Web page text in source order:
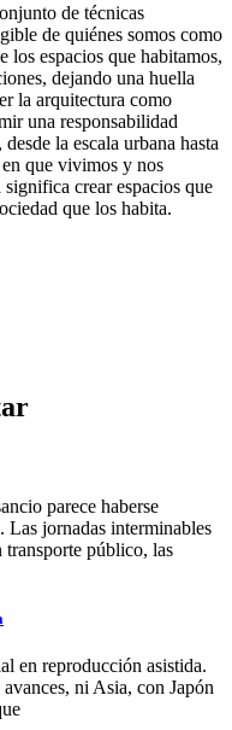
de técnicas
de quiénes somos como
los espacios que habitamos,
dejando una huella
la arquitectura como
una responsabilidad
la escala urbana hasta
que vivimos y nos
crear espacios que
que los habita.
parece haberse
Las jornadas interminables
transporte público, las
en reproducción asistida.
ni Asia, con Japón